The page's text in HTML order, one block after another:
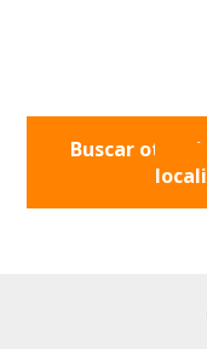
Buscar otros